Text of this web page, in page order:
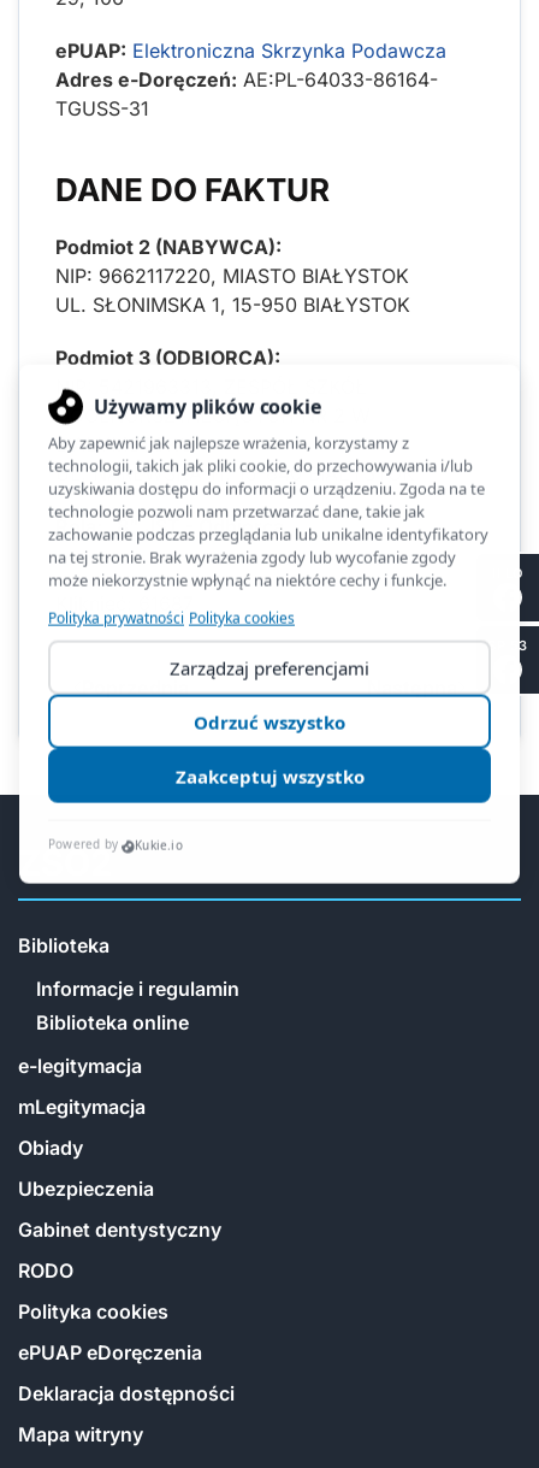
ePUAP: Elektroniczna Skrzynka Podawcza
Adres e-Doręczeń: AE:PL-64033-86164-
TGUSS-31
DANE DO FAKTUR
Podmiot 2 (NABYWCA):
NIP: 9662117220, MIASTO BIAŁYSTOK
UL. SŁONIMSKA 1, 15-950 BIAŁYSTOK
Podmiot 3 (ODBIORCA):
NIP: 5421963313, ZESPÓŁ SZKÓŁ
OGÓLNOKSZTAŁCĄCYCH NR 2 W
BIAŁYMSTOKU
UL. NAREWSKA 11, 15-840 BIAŁYSTOK
Rola: „8” JST - Odbiorca
Poprzednia Następna
ZSO2
Biblioteka
Informacje i regulamin
Biblioteka online
e-legitymacja
mLegitymacja
Obiady
Ubezpieczenia
Gabinet dentystyczny
RODO
Polityka cookies
ePUAP eDoręczenia
Deklaracja dostępności
Mapa witryny
II LO
SP 53